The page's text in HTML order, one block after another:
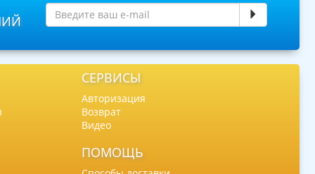
СЕРВИСЫ
Авторизация
Возврат
Видео
ПОМОЩЬ